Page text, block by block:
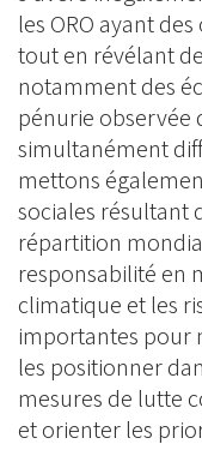
les ORO ayant
tout en révélant
notamment des
pénurie observée
simultanément
mettons
sociales résultant
répartition
responsabilité en
climatique et les
importantes pour
les positionner
mesures de lutte
et orienter les